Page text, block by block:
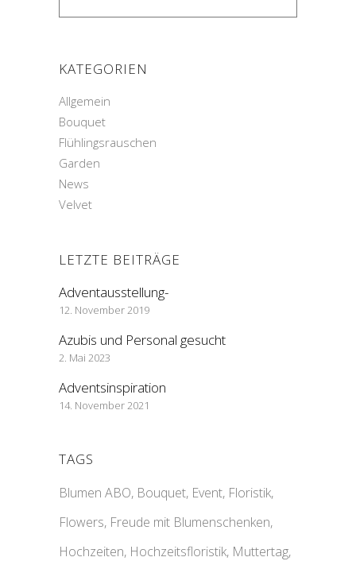
KATEGORIEN
Allgemein
Bouquet
Flühlingsrauschen
Garden
News
Velvet
LETZTE BEITRÄGE
Adventausstellung-
12. November 2019
Azubis und Personal gesucht
2. Mai 2023
Adventsinspiration
14. November 2021
TAGS
Blumen ABO Bouquet Event Floristik
Flowers Freude mit Blumenschenken
Hochzeiten Hochzeitsfloristik Muttertag